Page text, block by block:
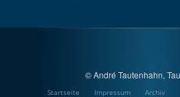
© André Tautenhahn,
Startseite Impressum Archiv